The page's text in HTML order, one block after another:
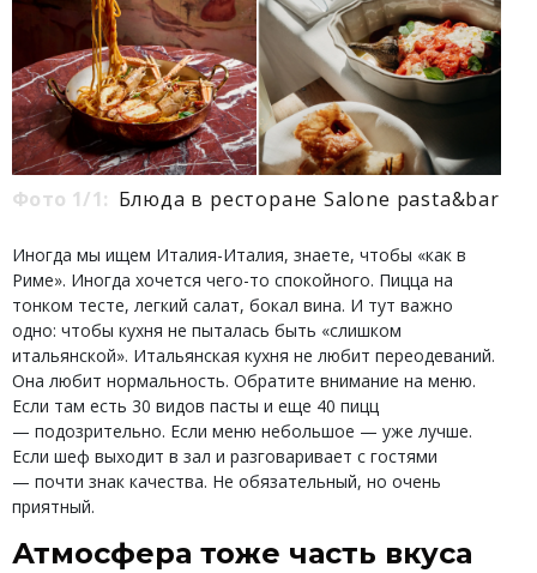
Фото 1/1: Блюда в ресторане Salone pasta&bar
Иногда мы ищем Италия-Италия, знаете, чтобы «как в
Риме». Иногда хочется чего-то спокойного. Пицца на
тонком тесте, легкий салат, бокал вина. И тут важно
одно: чтобы кухня не пыталась быть «слишком
итальянской». Итальянская кухня не любит переодеваний.
Она любит нормальность. Обратите внимание на меню.
Если там есть 30 видов пасты и еще 40 пицц
— подозрительно. Если меню небольшое — уже лучше.
Если шеф выходит в зал и разговаривает с гостями
— почти знак качества. Не обязательный, но очень
приятный.
Атмосфера тоже часть вкуса